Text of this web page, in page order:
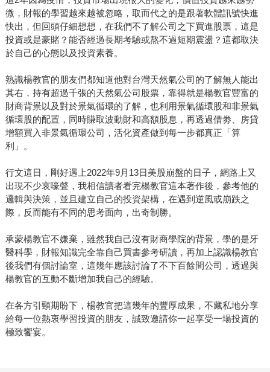
微，財報的學習越來越被忽略，取而代之的是跟著軟體訊號快進
快出，但回頭仔細想想，在我們不了解公司之下買進股票，這是
投資或是豪賭？能否經過長期考驗或熬不過短期震盪？這都取決
於自己的心態以及投資素養。
熟識楊教官的朋友們都知道他對台灣天然氣公司的了解無人能出
其右，持有超過千張的天然氣公司股票，靠得就是楊教官豐富的
財商背景以及對於景氣循環的了解，也利用景氣循環股和非景氣
循環股的配置，同時賺取波動財和高額股息，再透過借劵、房貸
增額買入非景氣循環公司，活化資產做到每一步都真正「算
利」。
行文這日，剛好遇上2022年9月13日美股崩盤的日子，網路上又
出現不少哀嚎聲，我相信讀者看完楊教官這本著作後，參考他的
邏輯與決策，並且建立自己的投資架構，在遇到逆風或崩跌之
際，反而能有不同的思考面向，出奇制勝。
承蒙楊教官不嫌棄，雖然我自己沒有財商學院的背景，學的是牙
醫科學，財報知識完全靠自己買書參考研讀，再加上認識楊教官
後我們有個討論室，這幾年應該討論了不下百餘間公司，透過與
楊教官的互動不斷增加我自己的經驗。
在各方引頸期盼下，楊教官把這幾年的豐厚成果，不藏私地分享
給每一位熱衷學習投資的朋友，誠致邀請你一起享受一場投資的
極致饗宴。